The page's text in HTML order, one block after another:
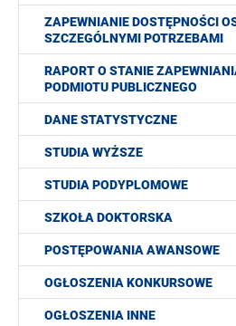
ZAPEWNIANIE DOSTĘPNOŚCI
SZCZEGÓLNYMI POTRZEBAMI
RAPORT O STANIE
PODMIOTU PUBLICZNEGO
DANE STATYSTYCZNE
STUDIA WYŻSZE
STUDIA PODYPLOMOWE
SZKOŁA DOKTORSKA
POSTĘPOWANIA AWANSOWE
OGŁOSZENIA KONKURSOWE
OGŁOSZENIA INNE